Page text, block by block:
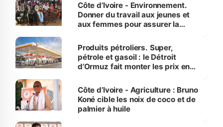
Côte d’Ivoire - Environnement.
Donner du travail aux jeunes et
aux femmes pour assurer la
menacées
Produits pétroliers. Super,
pétrole et gasoil : le Détroit
d’Ormuz fait monter les prix en
Côte d’Ivoire - Agriculture : Bruno
Koné cible les noix de coco et de
palmier à huile